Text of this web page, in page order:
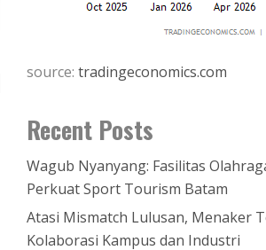
source: tradingeconomics.com
Recent Posts
Wagub Nyanyang: Fasilitas
Perkuat Sport Tourism Batam
Atasi Mismatch Lulusan, Menaker
Kolaborasi Kampus dan Industri